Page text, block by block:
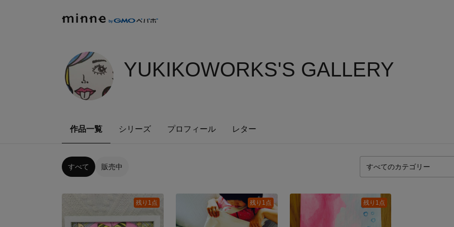
YUKIKOWORKS'S GALLERY
作品一覧 シリーズ プロフィール レター
すべて 販売中
残り1点 残り1点 残り1点